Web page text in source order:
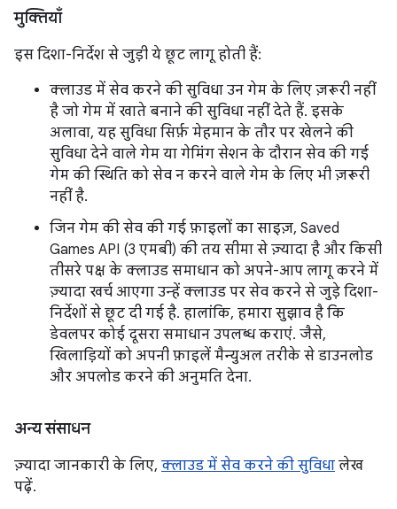
मुक्तियाँ
इस दिशा-निर्देश से जुड़ी ये छूट लागू होती हैं:
क्लाउड में सेव करने की सुविधा उन गेम के लिए ज़रूरी नहीं
है जो गेम में खाते बनाने की सुविधा नहीं देते हैं. इसके
अलावा, यह सुविधा सिर्फ़ मेहमान के तौर पर खेलने की
सुविधा देने वाले गेम या गेमिंग सेशन के दौरान सेव की गई
गेम की स्थिति को सेव न करने वाले गेम के लिए भी ज़रूरी
नहीं है.
जिन गेम की सेव की गई फ़ाइलों का साइज़, Saved
Games API (3 एमबी) की तय सीमा से ज़्यादा है और किसी
तीसरे पक्ष के क्लाउड समाधान को अपने-आप लागू करने में
ज़्यादा खर्च आएगा उन्हें क्लाउड पर सेव करने से जुड़े दिशा-
निर्देशों से छूट दी गई है. हालांकि, हमारा सुझाव है कि
डेवलपर कोई दूसरा समाधान उपलब्ध कराएं. जैसे,
खिलाड़ियों को अपनी फ़ाइलें मैन्युअल तरीके से डाउनलोड
और अपलोड करने की अनुमति देना.
अन्य संसाधन
ज़्यादा जानकारी के लिए, क्लाउड में सेव करने की सुविधा लेख
पढ़ें.